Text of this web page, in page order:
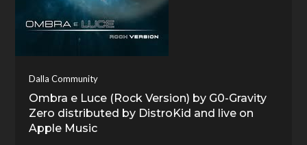
Dalla Community
Ombra e Luce (Rock Version) by G0-Gravity
Zero distributed by DistroKid and live on
Apple Music